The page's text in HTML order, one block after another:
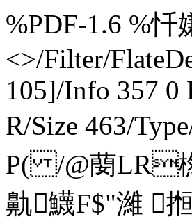
%PDF-1.6 %忏
<>/Filter/
105]/Info 357 0
R/Size 463/
P( /@蔅LR
鼽鱴F$"濰 